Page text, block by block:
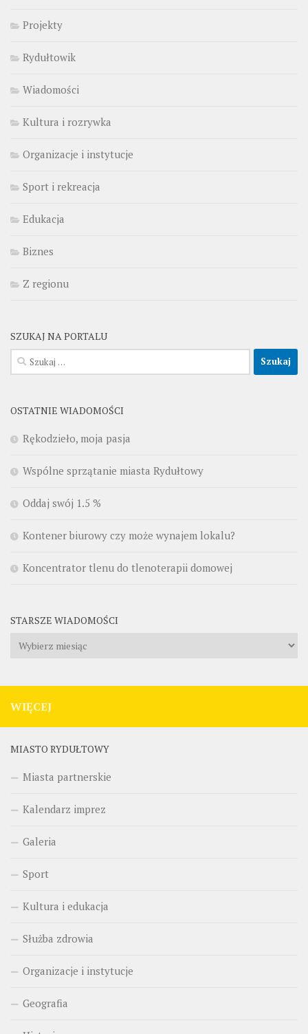
Projekty
Rydułtowik
Wiadomości
Kultura i rozrywka
Organizacje i instytucje
Sport i rekreacja
Edukacja
Biznes
Z regionu
SZUKAJ NA PORTALU
Szukaj:
OSTATNIE WIADOMOŚCI
Rękodzieło, moja pasja
Wspólne sprzątanie miasta Rydułtowy
Oddaj swój 1.5 %
Kontener biurowy czy może wynajem lokalu?
Koncentrator tlenu do tlenoterapii domowej
STARSZE WIADOMOŚCI
Starsze
WIĘCEJ
MIASTO RYDUŁTOWY
Miasta partnerskie
Kalendarz imprez
Galeria
Sport
Kultura i edukacja
Służba zdrowia
Organizacje i instytucje
Geografia